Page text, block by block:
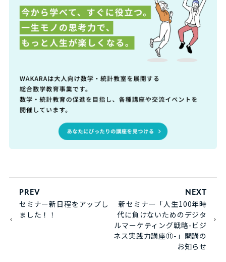
PREV
セミナー新日程をアップし
ました！！
NEXT
新セミナー「人生100年時
代に負けないためのデジタ
ルマーケティング戦略-ビジ
ネス実践力講座⑪-」開講の
お知らせ